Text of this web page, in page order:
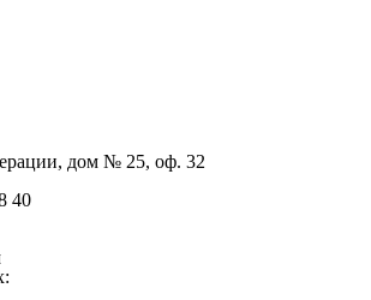
дом № 25, оф. 32
40